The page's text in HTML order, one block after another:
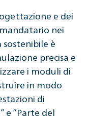
e dei
nei
è
precisa e
i moduli di
in modo
di
e “Parte del